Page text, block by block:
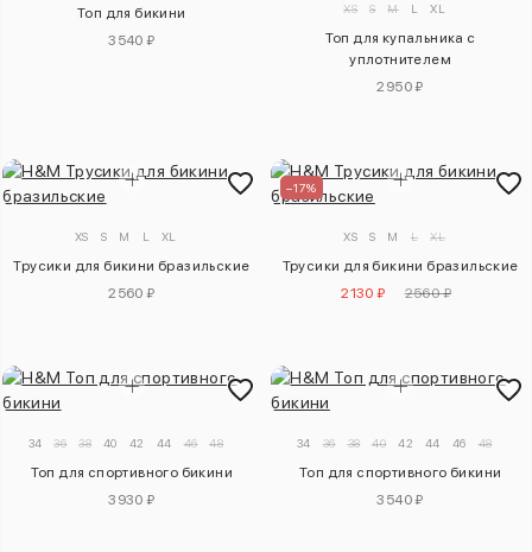
Топ для бикини
3540 ₽
XS S M L XL
Топ для купальника с
уплотнителем
2950 ₽
XS S M L XL
Трусики для бикини бразильские
2560 ₽
–17%
XS S M L XL
Трусики для бикини бразильские
2130 ₽
2560 ₽
34 36 38 40 42 44 46 48
Топ для спортивного бикини
3930 ₽
34 36 38 40 42 44 46 48
Топ для спортивного бикини
3540 ₽